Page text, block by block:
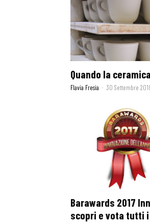
Quando la
Flavia Fresia - 30 Settembre
Barawards 2017
scopri e vota tutti